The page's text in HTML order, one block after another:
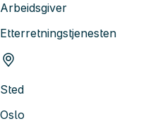
Arbeidsgiver
Etterretningstjenesten
Sted
Oslo